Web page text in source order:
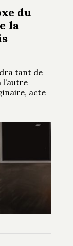
du
la
tant de
l’autre
acte